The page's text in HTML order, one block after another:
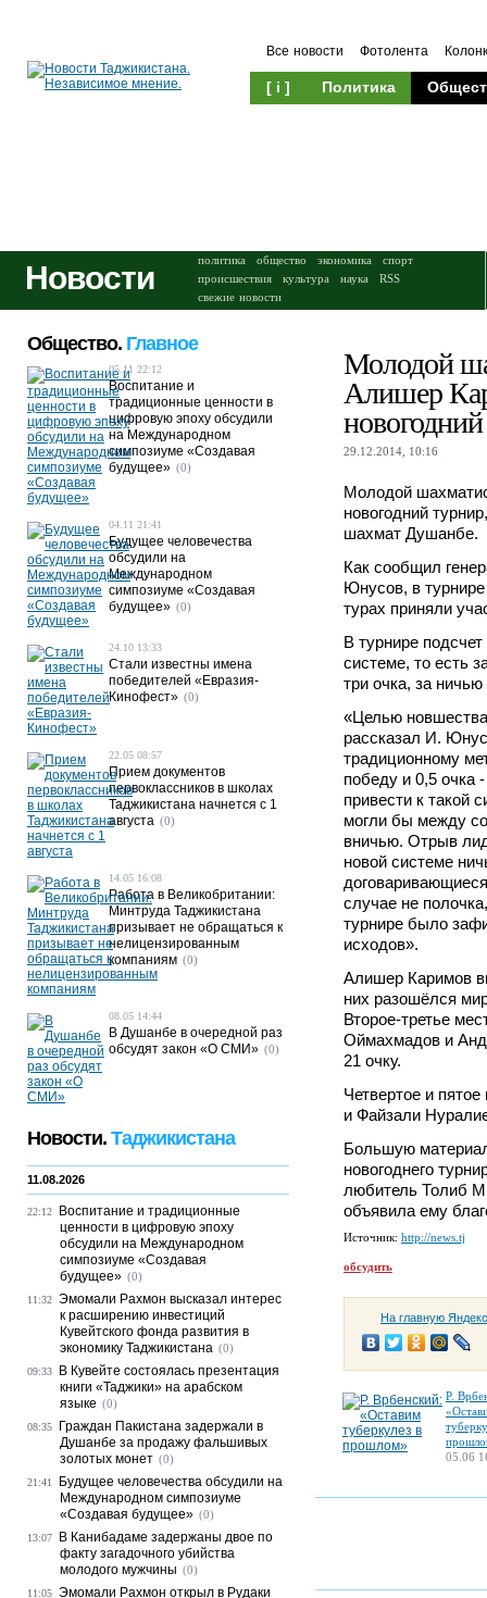
Все новости Фотолента
[ i ] Политика
Новости политика общество экономика
спорт
происшествия
культура наука
RSS
свежие новости
Молодой
Алишер
29.12.2014, 10:16
Молодой
новогодний
шахмат Душанбе.
Как сообщил
Юнусов, в
турах приняли
В турнире
системе, то есть
три очка, за
«Целью
рассказал И.
традиционному
победу и 0,5 очка
привести к такой
могли бы между
вничью. Отрыв
новой системе
случае не
турнире было
исходов».
Алишер Каримов
них разошёлся
Второе-третье
Оймахмадов и
21 очку.
Четвертое и
и Файзали
Большую
новогоднего
любитель Толиб
объявила ему
Источник: http://news.tj
обсудить
На главную
Р.
05.06
Общество. Главное
05.11 22:12
Воспитание и
традиционные ценности в
цифровую эпоху обсудили
на Международном
симпозиуме «Создавая
будущее» (0)
04.11 21:41
Будущее человечества
обсудили на
Международном
симпозиуме «Создавая
будущее» (0)
24.10 13:33
Стали известны имена
победителей «Евразия-
Кинофест» (0)
22.05 08:57
Прием документов
первоклассников в школах
Таджикистана начнется с 1
августа (0)
14.05 16:08
Работа в Великобритании:
Минтруда Таджикистана
призывает не обращаться к
нелицензированным
компаниям (0)
08.05 14:44
В Душанбе в очередной раз
обсудят закон «О СМИ» (0)
Новости. Таджикистана
11.08.2026
22:12
Воспитание и традиционные
ценности в цифровую эпоху
обсудили на Международном
симпозиуме «Создавая
будущее» (0)
11:32 Эмомали Рахмон высказал интерес
к расширению инвестиций
Кувейтского фонда развития в
экономику Таджикистана (0)
09:33
В Кувейте состоялась презентация
книги «Таджики» на арабском
языке (0)
08:35
Граждан Пакистана задержали в
Душанбе за продажу фальшивых
золотых монет (0)
21:41
Будущее человечества обсудили на
Международном симпозиуме
«Создавая будущее» (0)
13:07
В Канибадаме задержаны двое по
факту загадочного убийства
молодого мужчины (0)
11:05 Эмомали Рахмон открыл в Рудаки